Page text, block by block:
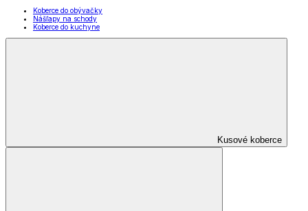
Koberce do obývačky
Nášľapy na schody
Koberce do kuchyne
Kusové koberce